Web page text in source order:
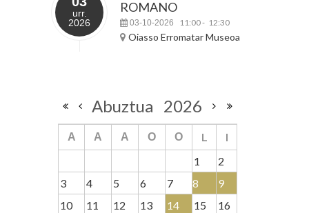
urr.
2026
ROMANO
03-10-2026 11:00- 12:30
Oiasso Erromatar Museoa
Abuztua 2026
A A A O O L
I
1
2
3
4 5 6 7 8
9
10
11 12 13 14 15
16